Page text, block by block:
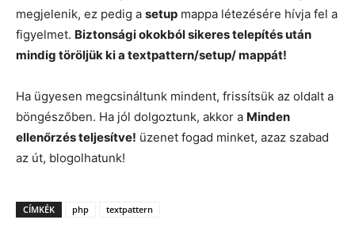
megjelenik, ez pedig a setup mappa létezésére hívja fel a
figyelmet. Biztonsági okokból sikeres telepítés után
mindig töröljük ki a textpattern/setup/ mappát!
Ha ügyesen megcsináltunk mindent, frissítsük az oldalt a
böngészőben. Ha jól dolgoztunk, akkor a Minden
ellenőrzés teljesítve! üzenet fogad minket, azaz szabad
az út, blogolhatunk!
CÍMKÉK php textpattern